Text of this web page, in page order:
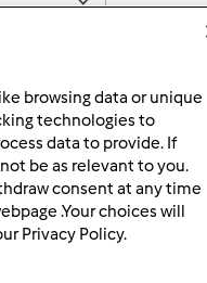
jego akcesoria?
koszyczka z
browsing data or unique
technologies to
data to provide. If
be as relevant to you.
consent at any time
.Your choices will
Privacy Policy.